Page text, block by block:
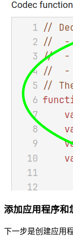
添加应用程序和
下一步是创建应用